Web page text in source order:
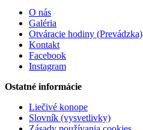
O nás
Galéria
Otváracie hodiny (Prevádzka)
Kontakt
Facebook
Instagram
Ostatné informácie
Liečivé konope
Slovník (vysvetlivky)